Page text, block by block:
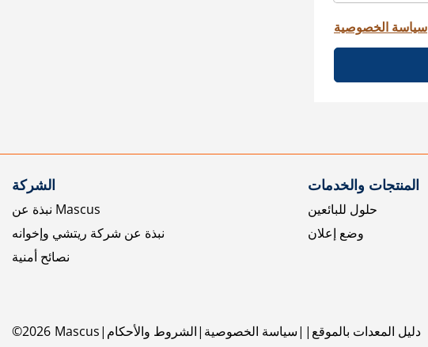
سياسة الخصوصية
الشركة
نبذة عن Mascus
نبذة عن شركة ريتشي وإخوانه
نصائح أمنية
المنتجات والخدمات
حلول للبائعين
وضع إعلان
©2026 Mascus الشروط والأحكام سياسة الخصوصية دليل المعدات بالموقع